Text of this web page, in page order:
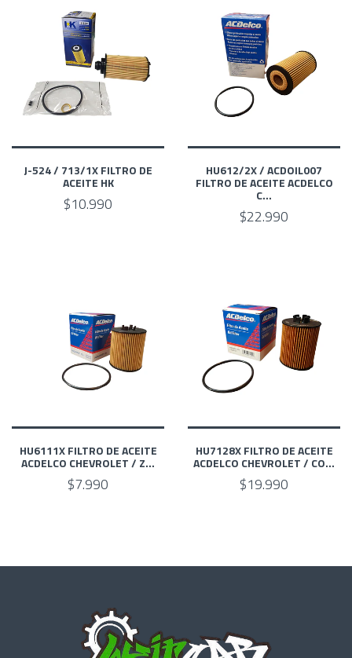
J-524 / 713/1X FILTRO DE
ACEITE HK
$10.990
HU612/2X / ACDOIL007
FILTRO DE ACEITE ACDELCO
C...
$22.990
HU6111X FILTRO DE ACEITE
ACDELCO CHEVROLET / Z...
$7.990
HU7128X FILTRO DE ACEITE
ACDELCO CHEVROLET / CO...
$19.990